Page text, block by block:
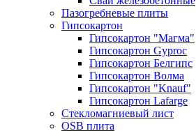
Пазогребневые плиты
Гипсокартон
Гипсокартон "Магма"
Гипсокартон Gyproc
Гипсокартон Белгипс
Гипсокартон Волма
Гипсокартон "Knauf"
Гипсокартон Lafarge
Стекломагниевый лист
OSB плита